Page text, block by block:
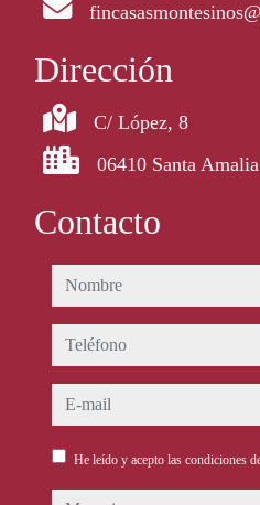
Dirección
C/ López, 8
06410 Santa Amalia
Contacto
nombre
teléfono
e-mail
He leído y acepto las condiciones